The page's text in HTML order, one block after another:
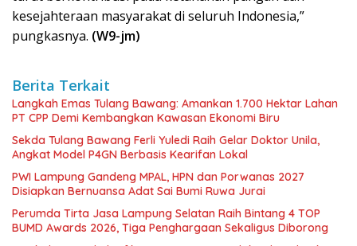
kesejahteraan masyarakat di seluruh Indonesia,”
pungkasnya. (W9-jm)
Berita Terkait
Langkah Emas Tulang Bawang: Amankan 1.700 Hektar Lahan
PT CPP Demi Kembangkan Kawasan Ekonomi Biru
Sekda Tulang Bawang Ferli Yuledi Raih Gelar Doktor Unila,
Angkat Model P4GN Berbasis Kearifan Lokal
PWI Lampung Gandeng MPAL, HPN dan Porwanas 2027
Disiapkan Bernuansa Adat Sai Bumi Ruwa Jurai
Perumda Tirta Jasa Lampung Selatan Raih Bintang 4 TOP
BUMD Awards 2026, Tiga Penghargaan Sekaligus Diborong